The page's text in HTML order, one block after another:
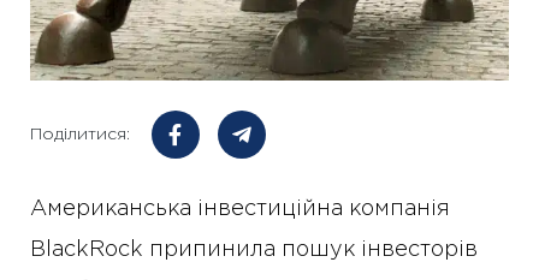
Поділитися:
Американська інвестиційна компанія
BlackRock припинила пошук інвесторів